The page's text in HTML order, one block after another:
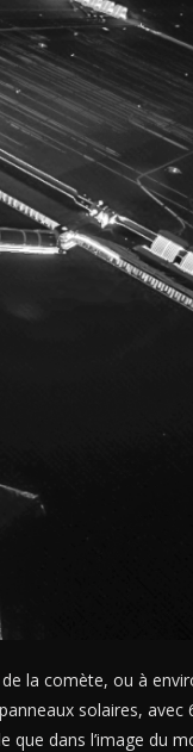
la comète, ou à
solaires, avec
dans l’image du